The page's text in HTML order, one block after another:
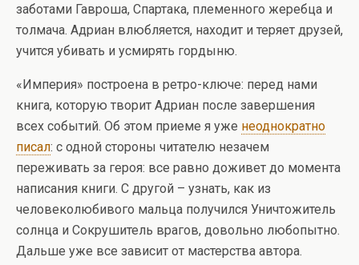
заботами Гавроша, Спартака, племенного жеребца и
толмача. Адриан влюбляется, находит и теряет друзей,
учится убивать и усмирять гордыню.
«Империя» построена в ретро-ключе: перед нами
книга, которую творит Адриан после завершения
всех событий. Об этом приеме я уже неоднократно
писал: с одной стороны читателю незачем
переживать за героя: все равно доживет до момента
написания книги. С другой – узнать, как из
человеколюбивого мальца получился Уничтожитель
солнца и Сокрушитель врагов, довольно любопытно.
Дальше уже все зависит от мастерства автора.